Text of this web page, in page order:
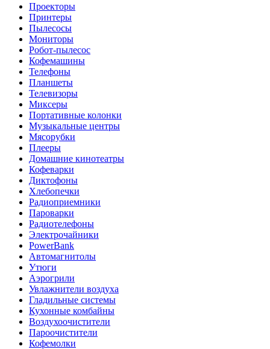
Проекторы
Принтеры
Пылесосы
Мониторы
Робот-пылесос
Кофемашины
Телефоны
Планшеты
Телевизоры
Миксеры
Портативные колонки
Музыкальные центры
Мясорубки
Плееры
Домашние кинотеатры
Кофеварки
Диктофоны
Хлебопечки
Радиоприемники
Пароварки
Радиотелефоны
Электрочайники
PowerBank
Автомагнитолы
Утюги
Аэрогрили
Увлажнители воздуха
Гладильные системы
Кухонные комбайны
Воздухоочистители
Пароочистители
Кофемолки